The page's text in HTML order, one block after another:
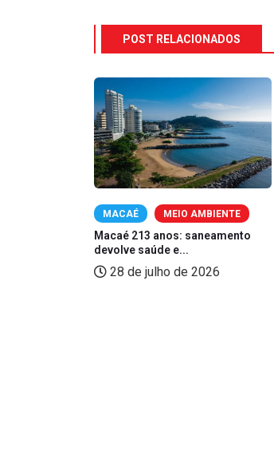
POST RELACIONADOS
MACAÉ MEIO AMBIENTE
Macaé 213 anos: saneamento
devolve saúde e...
28 de julho de 2026